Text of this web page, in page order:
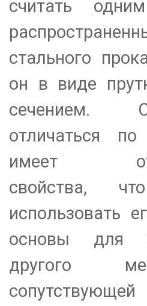
считать
стального
он в виде
сечением.
отличаться
имеет
свойства,
использовать
основы для
другого